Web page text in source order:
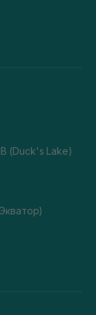
(Duck's Lake)